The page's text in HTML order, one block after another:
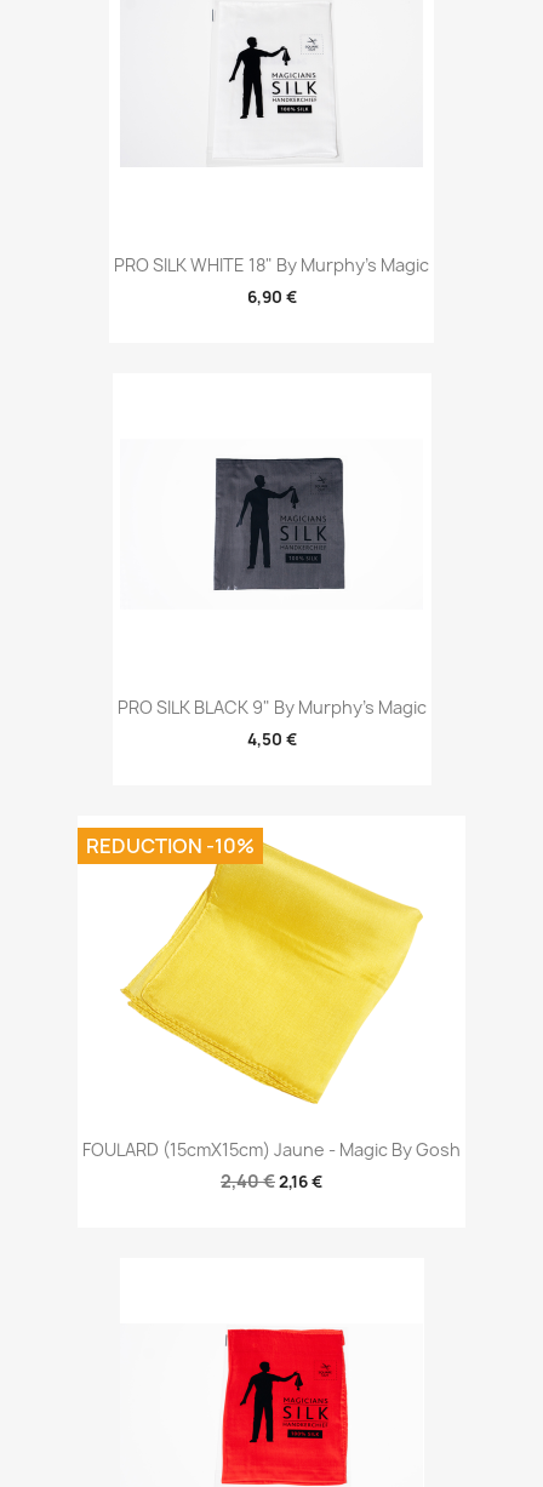
PRO SILK WHITE 18" By Murphy's Magic
6,90 €
PRO SILK BLACK 9" By Murphy's Magic
4,50 €
FOULARD (15cmX15cm) Jaune - Magic By Gosh
2,40 €2,16 €
REDUCTION -10%